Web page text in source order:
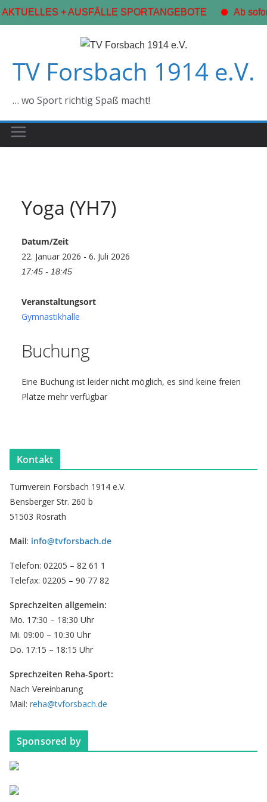
+ AUSFÄLLE SPORTANGEBOTE Ab
springen
TV Forsbach 1914 e.V.
… wo Sport richtig Spaß macht!
Yoga (YH7)
Datum/Zeit
22. Januar 2026 - 6. Juli 2026
17:45 - 18:45
Veranstaltungsort
Gymnastikhalle
Buchung
Eine Buchung ist leider nicht möglich, es sind keine freien
Plätze mehr verfügbar
Kontakt
Turnverein Forsbach 1914 e.V.
Bensberger Str. 260 b
51503 Rösrath
Mail: info@tvforsbach.de
Telefon: 02205 – 82 61 1
Telefax: 02205 – 90 77 82
Sprechzeiten allgemein:
Mo. 17:30 – 18:30 Uhr
Mi. 09:00 – 10:30 Uhr
Do. 17:15 – 18:15 Uhr
Sprechzeiten Reha-Sport:
Nach Vereinbarung
Mail: reha@tvforsbach.de
Sponsored by